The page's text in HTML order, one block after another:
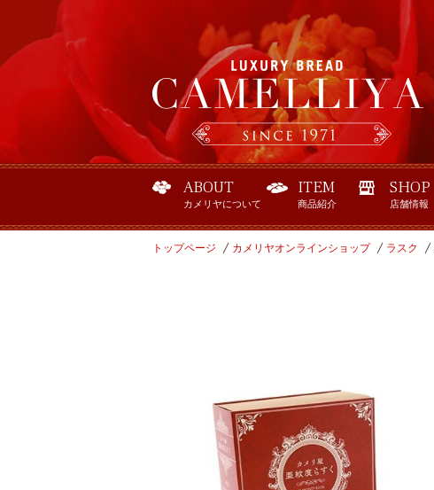
ABOUT
カメリヤについて
ITEM
商品紹介
SHOP
店舗情報
トップページ カメリヤオンラインショップ ラスク